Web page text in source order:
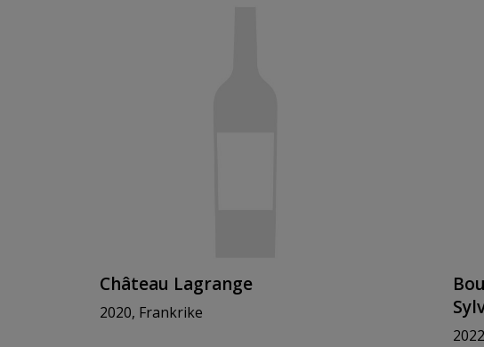
Château Lagrange
2020, Frankrike